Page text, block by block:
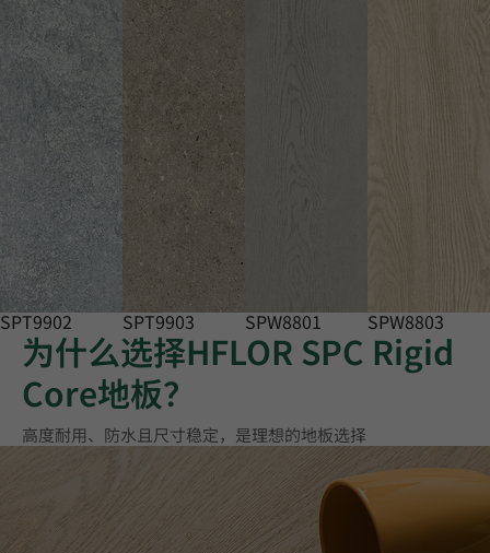
SPT9902 SPT9903 SPW8801 SPW8803
为什么选择HFLOR SPC Rigid
Core地板？
高度耐用、防水且尺寸稳定，是理想的地板选择